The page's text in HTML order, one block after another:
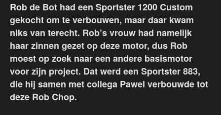
Rob de Bot had een Sportster 1200 Custom
gekocht om te verbouwen, maar daar kwam
niks van terecht. Rob’s vrouw had namelijk
haar zinnen gezet op deze motor, dus Rob
moest op zoek naar een andere basismotor
voor zijn project. Dat werd een Sportster 883,
die hij samen met collega Pawel verbouwde tot
deze Rob Chop.